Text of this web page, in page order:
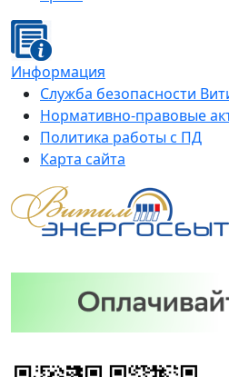
Информация
Служба безопасности
Нормативно-правовые
Политика работы с ПД
Карта сайта